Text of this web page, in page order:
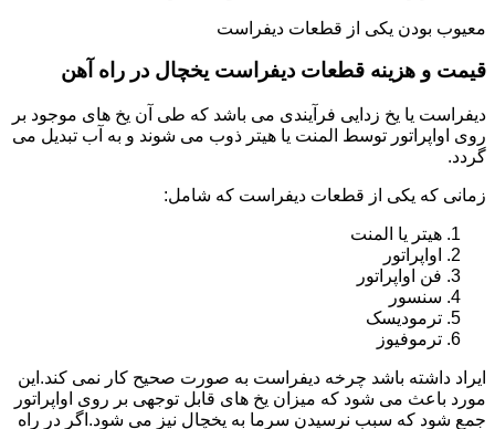
معیوب بودن یکی از قطعات دیفراست
قیمت و هزینه قطعات دیفراست یخچال در راه آهن
دیفراست یا یخ زدایی فرآیندی می باشد که طی آن یخ های موجود بر
روی اواپراتور توسط المنت یا هیتر ذوب می شوند و به آب تبدیل می
گردد.
زمانی که یکی از قطعات دیفراست که شامل:
هیتر یا المنت
اواپراتور
فن اواپراتور
سنسور
ترمودیسک
ترموفیوز
ایراد داشته باشد چرخه دیفراست به صورت صحیح کار نمی کند.این
مورد باعث می شود که میزان یخ های قابل توجهی بر روی اواپراتور
جمع شود که سبب نرسیدن سرما به یخچال نیز می شود.اگر در راه